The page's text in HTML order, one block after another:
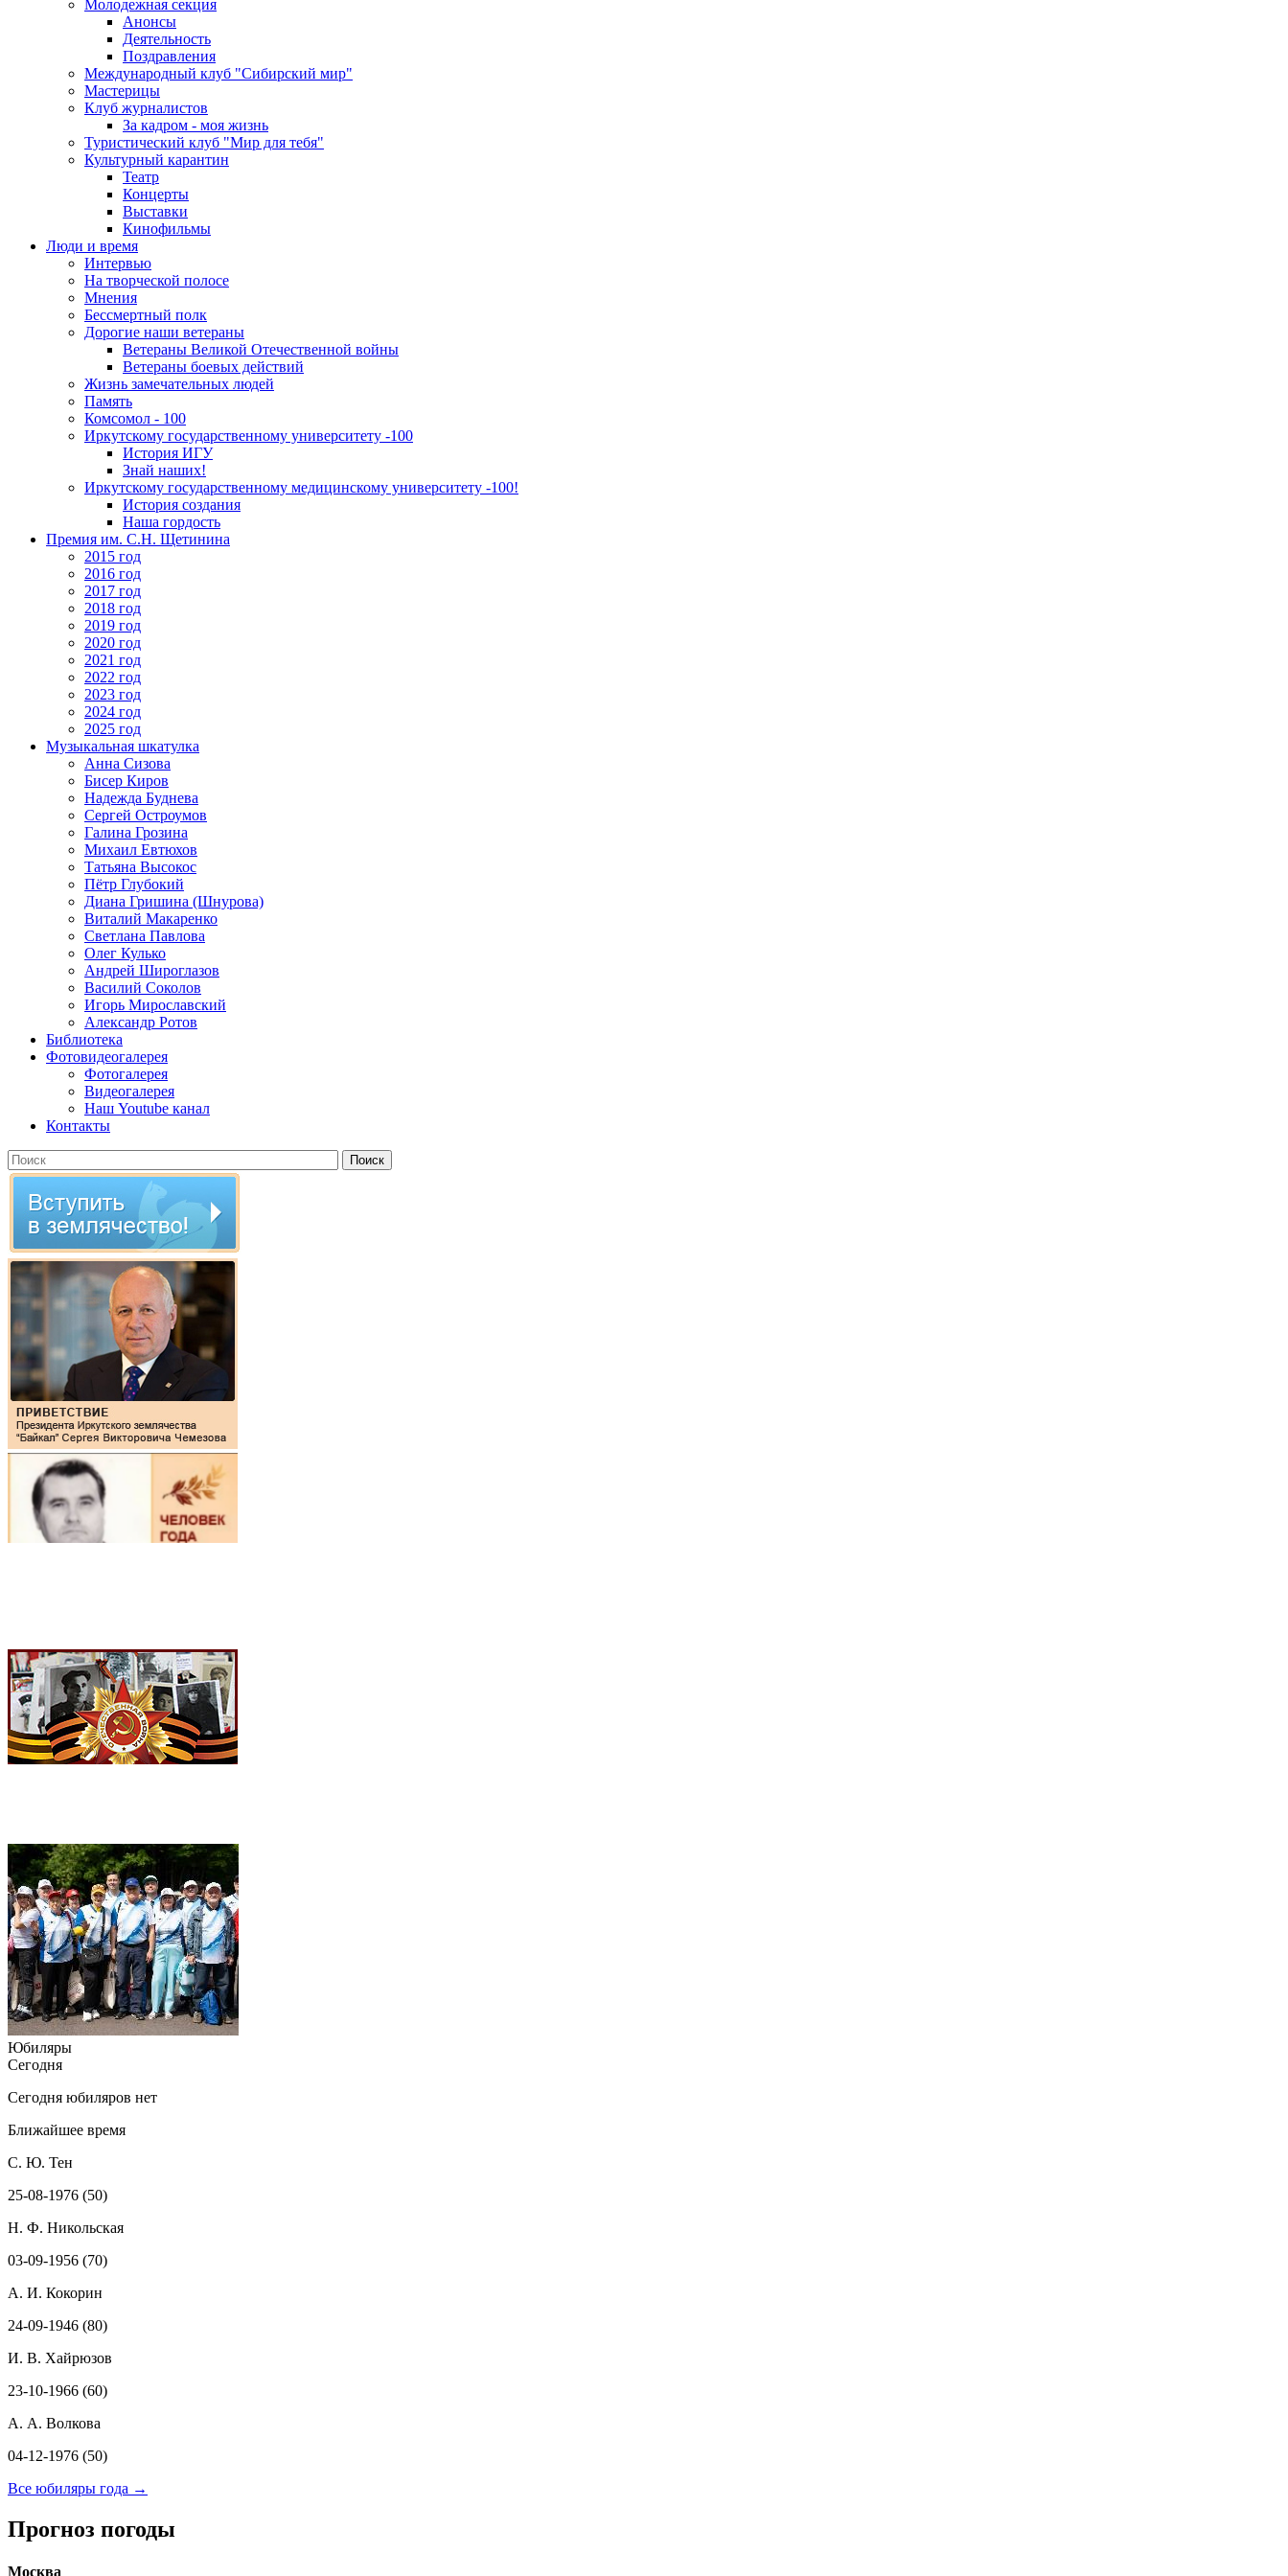
Молодежная секция
Анонсы
Деятельность
Поздравления
Международный клуб "Сибирский мир"
Мастерицы
Клуб журналистов
За кадром - моя жизнь
Туристический клуб "Мир для тебя"
Культурный карантин
Театр
Концерты
Выставки
Кинофильмы
Люди и время
Интервью
На творческой полосе
Мнения
Бессмертный полк
Дорогие наши ветераны
Ветераны Великой Отечественной войны
Ветераны боевых действий
Жизнь замечательных людей
Память
Комсомол - 100
Иркутскому государственному университету -100
История ИГУ
Знай наших!
Иркутскому государственному медицинскому университету -100!
История создания
Наша гордость
Премия им. С.Н. Щетинина
2015 год
2016 год
2017 год
2018 год
2019 год
2020 год
2021 год
2022 год
2023 год
2024 год
2025 год
Музыкальная шкатулка
Анна Сизова
Бисер Киров
Надежда Буднева
Сергей Остроумов
Галина Грозина
Михаил Евтюхов
Татьяна Высокос
Пётр Глубокий
Диана Гришина (Шнурова)
Виталий Макаренко
Светлана Павлова
Олег Кулько
Андрей Широглазов
Василий Соколов
Игорь Мирославский
Александр Ротов
Библиотека
Фотовидеогалерея
Фотогалерея
Видеогалерея
Наш Youtube канал
Контакты
Юбиляры
Сегодня
Сегодня юбиляров нет
Ближайшее время
С. Ю. Тен
25-08-1976 (50)
Н. Ф. Никольская
03-09-1956 (70)
А. И. Кокорин
24-09-1946 (80)
И. В. Хайрюзов
23-10-1966 (60)
А. А. Волкова
04-12-1976 (50)
Все юбиляры года →
Прогноз погоды
Москва